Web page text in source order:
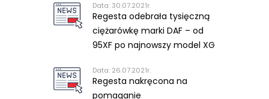
Data: 30.07.2021r.
Regesta odebrała tysięczną
ciężarówkę marki DAF – od
95XF po najnowszy model XG
Data: 26.07.2021r.
Regesta nakręcona na
pomaganie